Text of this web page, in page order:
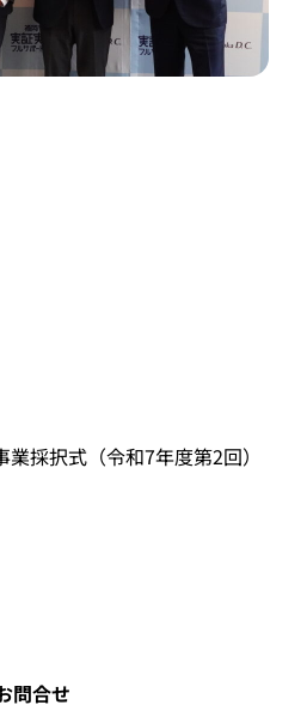
採択式（令和7年度第2回）
問合せ